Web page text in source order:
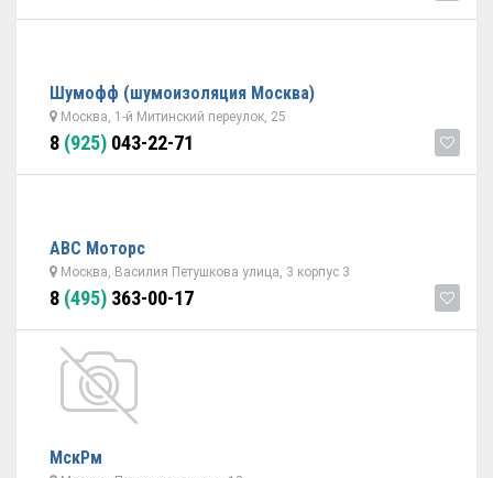
Шумофф (шумоизоляция Москва)
Москва, 1-й Митинский переулок, 25
8 (925) 043-22-71
АВС Моторс
Москва, Василия Петушкова улица, 3 корпус 3
8 (495) 363-00-17
МскРм